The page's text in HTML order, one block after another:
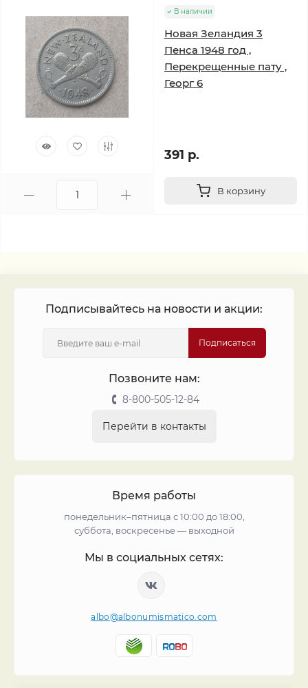
В наличии
Новая Зеландия 3
Пенса 1948 год ,
Перекрещенные пату ,
Георг 6
391 р.
В корзину
Подписывайтесь на новости и акции:
Подписаться
Позвоните нам:
8-800-505-12-84
Перейти в контакты
Время работы
понедельник–пятница с 10:00 до 18:00,
суббота, воскресенье — выходной
Мы в социальных сетях:
albo@albonumismatico.com